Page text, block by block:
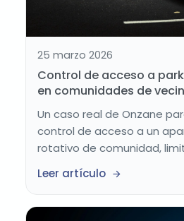
25 marzo 2026
Control de acceso a
en comunidades de
Un caso real de Onzane
control de acceso a un
rotativo de comunidad,
Leer artículo